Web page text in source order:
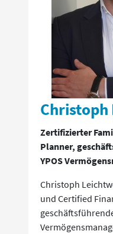
Zertifizierter
Planner,
YPOS
Christoph
und Certified